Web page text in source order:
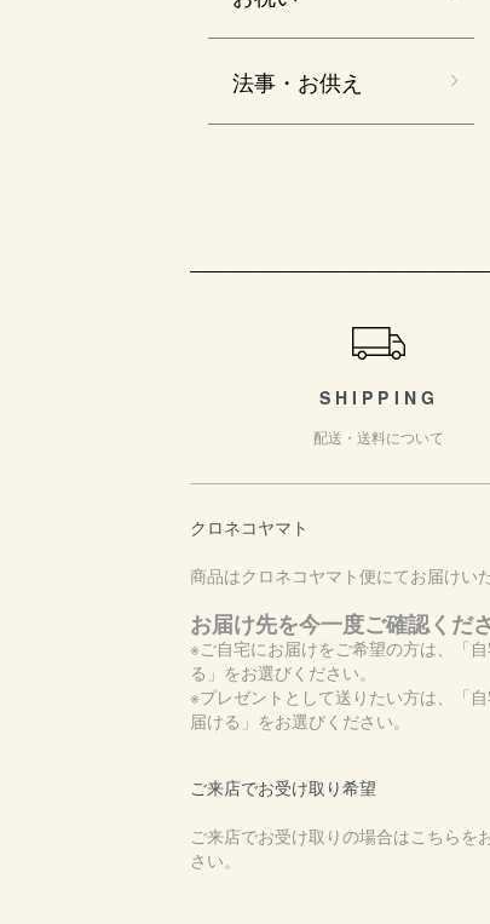
法事・お供え
SHIPPING
配送・送料について
クロネコヤマト
商品はクロネコヤマト便にてお届けい
お届け先を今一度ご確認くだ
※ご自宅にお届けをご希望の方は、「
る」をお選びください。
※プレゼントとして送りたい方は、「
届ける」をお選びください。
ご来店でお受け取り希望
ご来店でお受け取りの場合はこちらを
さい。